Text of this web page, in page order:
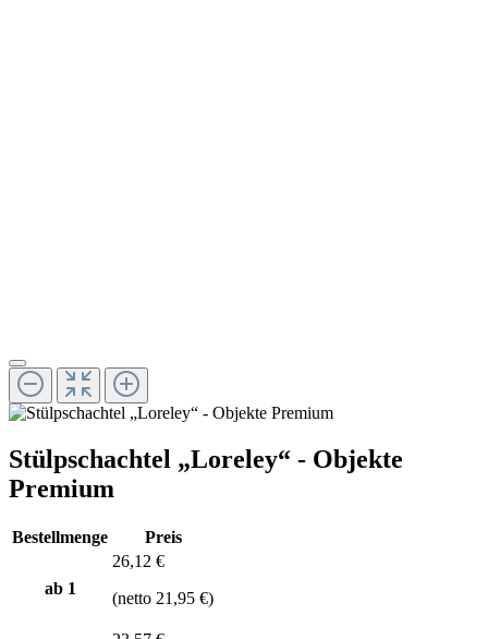
Stülpschachtel „Loreley“ - Objekte
Premium
Bestellmenge Preis
ab 1
26,12 €
(netto 21,95 €)